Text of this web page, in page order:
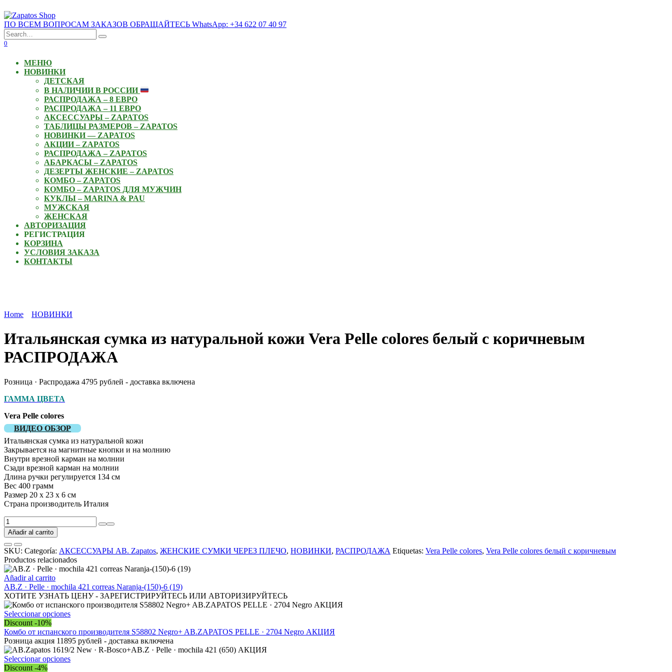
to
content
ПО ВСЕМ ВОПРОСАМ ЗАКАЗОВ ОБРАЩАЙТЕСЬ WhatsApp: +34 622 07 40 97
Search
for:
0
МЕНЮ
НОВИНКИ
ДЕТСКАЯ
В НАЛИЧИИ В РОССИИ
РАСПРОДАЖА – 8 ЕВРО
РАСПРОДАЖА – 11 ЕВРО
АКСЕССУАРЫ – ZAPATOS
ТАБЛИЦЫ РАЗМЕРОВ – ZAPATOS
НОВИНКИ — ZAPATOS
АКЦИИ – ZAPATOS
РАСПРОДАЖА – ZAPATOS
АБАРКАСЫ – ZAPATOS
ДЕЗЕРТЫ ЖЕНСКИЕ – ZAPATOS
КОМБО – ZAPATOS
КОМБО – ZAPATOS ДЛЯ МУЖЧИН
КУКЛЫ – MARINA & PAU
МУЖСКАЯ
ЖЕНСКАЯ
АВТОРИЗАЦИЯ
РЕГИСТРАЦИЯ
КОРЗИНА
УСЛОВИЯ ЗАКАЗА
КОНТАКТЫ
Home НОВИНКИ
Итальянская сумка из натуральной кожи Vera Рelle colores белый с коричневым
РАСПРОДАЖА
Розница · Распродажа 4795 рублей - доставка включена
ГАММА ЦВЕТА
Vera Рelle colores
ВИДЕО ОБЗОР
Итальянская сумка из натуральной кожи
Закрывается на магнитные кнопки и на молнию
Внутри врезной карман на молнии
Сзади врезной карман на молнии
Длина ручки регулируется 134 см
Вес 400 грамм
Размер 20 x 23 x 6 см
Страна производитель Италия
Итальянская
сумка
из
натуральной
кожи
Vera
Рelle
colores
белый
с
коричневым
РАСПРОДАЖА
cantidad
Añadir al carrito
SKU: Categoría: АКСЕССУАРЫ AB. Zapatos, ЖЕНСКИЕ СУМКИ ЧЕРЕЗ ПЛЕЧО, НОВИНКИ, РАСПРОДАЖА Etiquetas: Vera Рelle colores, Vera Рelle colores белый с коричневым
Productos relacionados
Añadir al carrito
AB.Z · Pelle · mochila 421 correas Naranja-(150)-6 (19)
ХОТИТЕ УЗНАТЬ ЦЕНУ - ЗАРЕГИСТРИРУЙТЕСЬ ИЛИ АВТОРИЗИРУЙТЕСЬ
Seleccionar opcionesEste
tiene
múltiples
variantes.
Las
Discount -10%
Комбо от испанского производителя S58802 Negro+ AB.ZAPATOS PELLE · 2704 Negro АКЦИЯ
Розница акция 11895 рублей - доставка включена
Seleccionar opcionesEste
Discount -4%